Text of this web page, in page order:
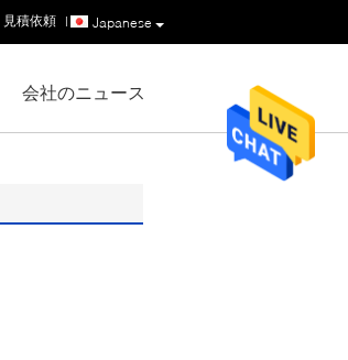
Japanese
見積依頼 |
会社のニュース